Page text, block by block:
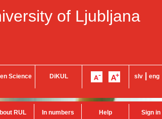
of Ljubljana
Science DiKUL slv eng
RUL In numbers Help Sign in